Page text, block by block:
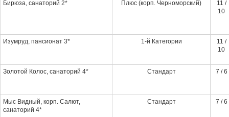
Бирюза, санаторий 2* Плюс (корп. Черноморский)
11 /
10
Изумруд, пансионат 3* 1-й Категории
11 /
10
Золотой Колос, санаторий 4* Стандарт 7 / 6
Мыс Видный, корп. Салют,
санаторий 4*
Стандарт 7 / 6